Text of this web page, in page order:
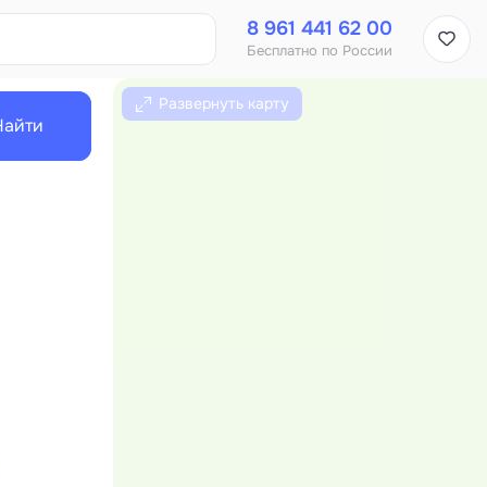
8 961 441 62 00
Бесплатно по России
Развернуть карту